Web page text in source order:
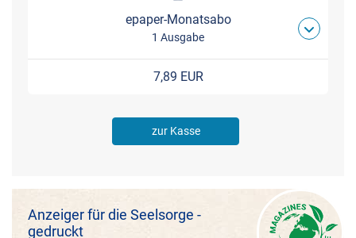
epaper-Monatsabo
1 Ausgabe
7,89 EUR
zur Kasse
Anzeiger für die Seelsorge -
gedruckt